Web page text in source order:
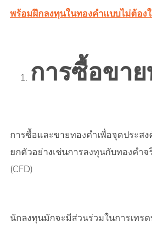
พร้อมฝึกลงทุนในทองคำแบบไม่ต้องใ
การซื้อขาย
การซื้อและขายทองคำเพื่อจุดประส
ยกตัวอย่างเช่นการลงทุนกับทองคำ
(CFD)
นักลงทุนมักจะมีส่วนร่วมในการเทร